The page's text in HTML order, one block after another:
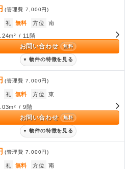
(管理費7,000円)
礼 無料 方位 南
/ 11階
お問い合わせ 無料
▼ 物件の特徴を見る
(管理費7,000円)
礼 無料 方位 東
/ 9階
お問い合わせ 無料
▼ 物件の特徴を見る
(管理費7,000円)
礼 無料 方位 南